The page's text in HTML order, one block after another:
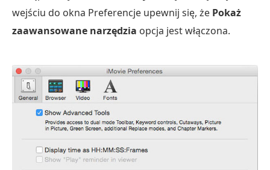
wejściu do okna Preferencje upewnij się, że Pokaż
zaawansowane narzędzia opcja jest włączona.